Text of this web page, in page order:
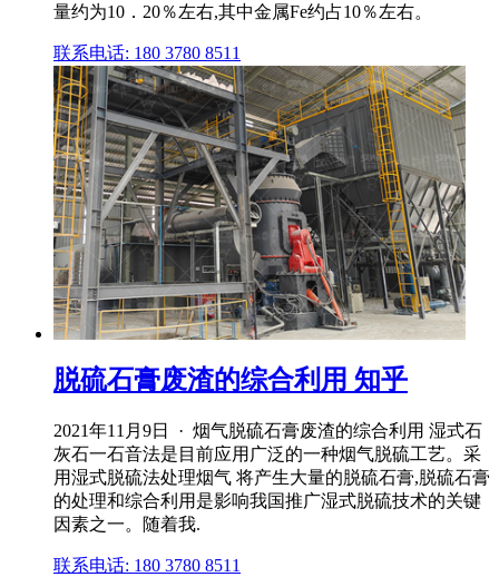
量约为10．20％左右,其中金属Fe约占10％左右。
联系电话: 180 3780 8511
脱硫石膏废渣的综合利用 知乎
2021年11月9日 · 烟气脱硫石膏废渣的综合利用 湿式石
灰石一石音法是目前应用广泛的一种烟气脱硫工艺。采
用湿式脱硫法处理烟气 将产生大量的脱硫石膏,脱硫石膏
的处理和综合利用是影响我国推广湿式脱硫技术的关键
因素之一。随着我.
联系电话: 180 3780 8511